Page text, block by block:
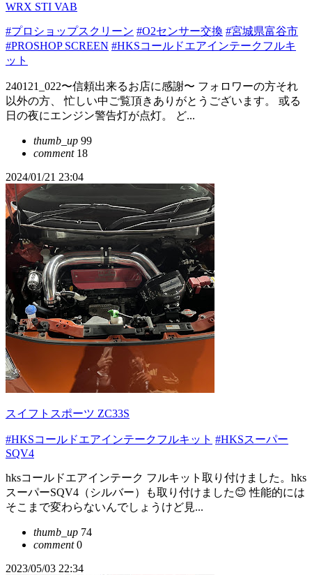
WRX STI VAB
#プロショップスクリーン #O2センサー交換 #宮城県富谷市
#PROSHOP SCREEN #HKSコールドエアインテークフルキ
ット
240121_022〜信頼出来るお店に感謝〜 フォロワーの方それ
以外の方、 忙しい中ご覧頂きありがとうございます。 或る
日の夜にエンジン警告灯が点灯。 ど...
thumb_up 99
comment18
2024/01/21 23:04
スイフトスポーツ ZC33S
#HKSコールドエアインテークフルキット #HKSスーパー
SQV4
hksコールドエアインテーク フルキット取り付けました。hks
スーパーSQV4（シルバー）も取り付けました😊 性能的には
そこまで変わらないんでしょうけど見...
thumb_up 74
comment0
2023/05/03 22:34